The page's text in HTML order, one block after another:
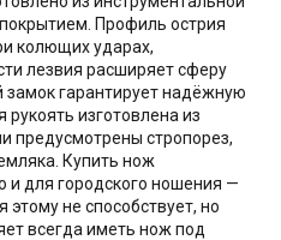
Профиль острия
колющих ударах,
лезвия расширяет сферу
гарантирует надёжную
изготовлена из
предусмотрены стропорез,
Купить нож
и для городского ношения —
не способствует, но
всегда иметь нож под